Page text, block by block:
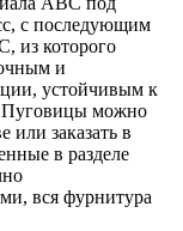
с последующим
из которого
и
устойчивым к
Пуговицы можно
или заказать в
в разделе
вся фурнитура